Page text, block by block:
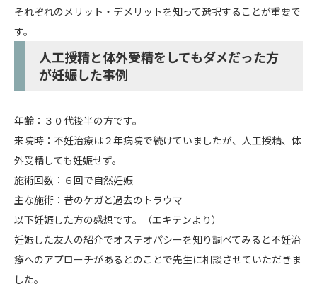
それぞれのメリット・デメリットを知って選択することが重要で
す。
人工授精と体外受精をしてもダメだった方
が妊娠した事例
年齢：３０代後半の方です。
来院時：不妊治療は２年病院で続けていましたが、人工授精、体
外受精しても妊娠せず。
施術回数：６回で自然妊娠
主な施術：昔のケガと過去のトラウマ
以下妊娠した方の感想です。（エキテンより）
妊娠した友人の紹介でオステオパシーを知り調べてみると不妊治
療へのアプローチがあるとのことで先生に相談させていただきま
した。